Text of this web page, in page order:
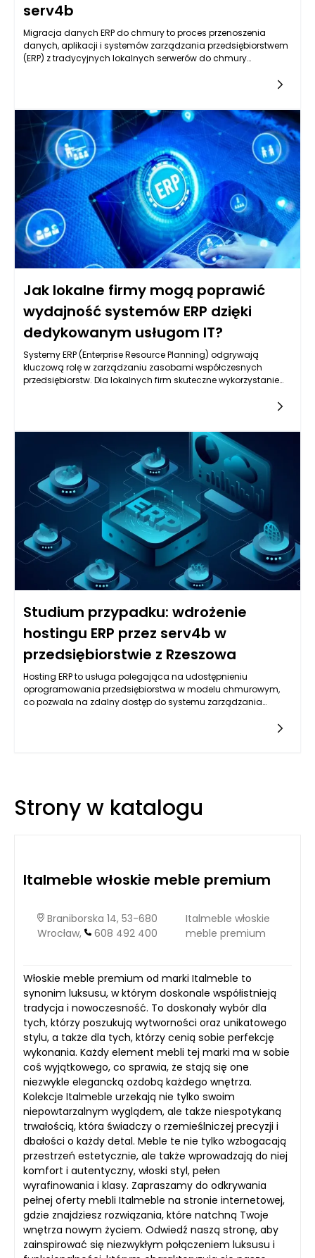
serv4b
Migracja danych ERP do chmury to proces przenoszenia
danych, aplikacji i systemów zarządzania przedsiębiorstwem
(ERP) z tradycyjnych lokalnych serwerów do chmury
na przeniesienie kluczowych komponentów swojego systemu
takich jak zwiększona elastyczność, łatwiejszy dostęp do
danych, a także obniżenie kosztów związanych z
zarządzaniem infrastrukturą IT. Migracja do chmury nie jest
jedynie technologicznym krokiem, lecz strategiczną decyzją,
która może wpłynąć na transformację całej organizacji.
Jak lokalne firmy mogą poprawić
wydajność systemów ERP dzięki
dedykowanym usługom IT?
Systemy ERP (Enterprise Resource Planning) odgrywają
kluczową rolę w zarządzaniu zasobami współczesnych
przedsiębiorstw. Dla lokalnych firm skuteczne wykorzystanie
systemów. Firmy, które wdrażają dedykowane rozwiązania IT,
mogą zyskać elastyczność, szybkość adaptacji oraz
wsparcie dla procesów biznesowych, co w rezultacie
przekłada się na ich rozwój i zwiększenie efektywności
operacyjnej.
Studium przypadku: wdrożenie
hostingu ERP przez serv4b w
przedsiębiorstwie z Rzeszowa
Hosting ERP to usługa polegająca na udostępnieniu
oprogramowania przedsiębiorstwa w modelu chmurowym,
co pozwala na zdalny dostęp do systemu zarządzania
mogą skorzystać z zaawansowanych funkcji ERP bez potrzeby
hostingu ERP przez firmę serv4b w jednym z rzeszowskich
przedsiębiorstw pokazuje, jak takie rozwiązanie może
Strony w katalogu
Italmeble włoskie meble premium
Braniborska 14, 53-680
Wrocław,
608 492 400
Italmeble włoskie
meble premium
Włoskie meble premium od marki Italmeble to
synonim luksusu, w którym doskonale współistnieją
tradycja i nowoczesność. To doskonały wybór dla
tych, którzy poszukują wytworności oraz unikatowego
stylu, a także dla tych, którzy cenią sobie perfekcję
wykonania. Każdy element mebli tej marki ma w sobie
coś wyjątkowego, co sprawia, że stają się one
niezwykle elegancką ozdobą każdego wnętrza.
Kolekcje Italmeble urzekają nie tylko swoim
niepowtarzalnym wyglądem, ale także niespotykaną
trwałością, która świadczy o rzemieślniczej precyzji i
dbałości o każdy detal. Meble te nie tylko wzbogacają
przestrzeń estetycznie, ale także wprowadzają do niej
komfort i autentyczny, włoski styl, pełen
wyrafinowania i klasy. Zapraszamy do odkrywania
pełnej oferty mebli Italmeble na stronie internetowej,
gdzie znajdziesz rozwiązania, które natchną Twoje
wnętrza nowym życiem. Odwiedź naszą stronę, aby
zainspirować się niezwykłym połączeniem luksusu i